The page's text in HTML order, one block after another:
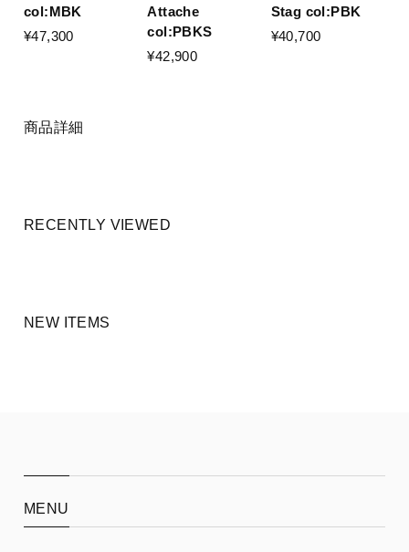
col:MBK
¥47,300
Attache
col:PBKS
¥42,900
Stag col:PBK
¥40,700
商品詳細
RECENTLY VIEWED
NEW ITEMS
MENU